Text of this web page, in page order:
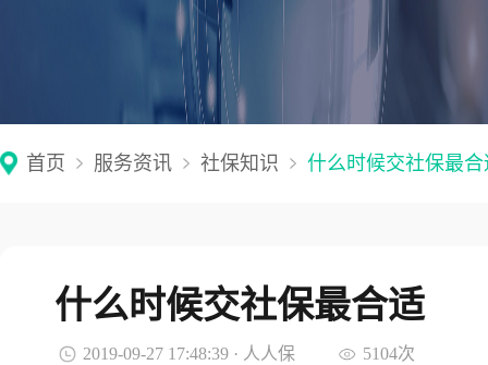
首页 服务资讯 社保知识 什么时候交社保最合
什么时候交社保最合适
2019-09-27 17:48:39 · 人人保 5104次